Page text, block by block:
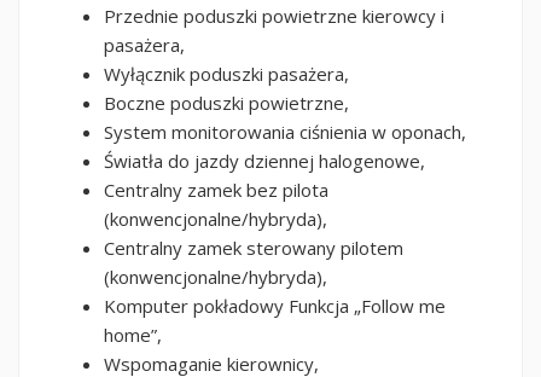
Przednie poduszki powietrzne kierowcy i
pasażera,
Wyłącznik poduszki pasażera,
Boczne poduszki powietrzne,
System monitorowania ciśnienia w oponach,
Światła do jazdy dziennej halogenowe,
Centralny zamek bez pilota
(konwencjonalne/hybryda),
Centralny zamek sterowany pilotem
(konwencjonalne/hybryda),
Komputer pokładowy Funkcja „Follow me
home”,
Wspomaganie kierownicy,